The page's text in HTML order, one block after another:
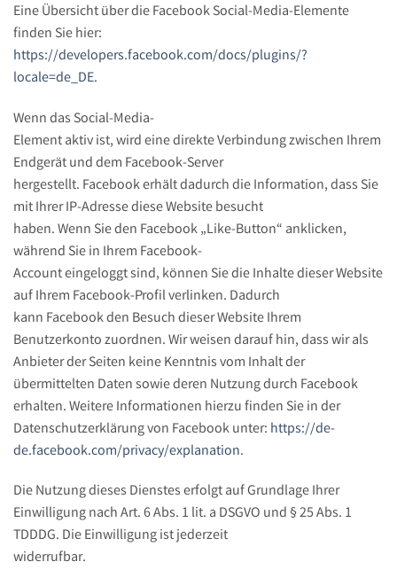
Eine Übersicht über die Facebook Social-Media-Elemente
finden Sie hier:
https://developers.facebook.com/docs/plugins/?
locale=de_DE.
Wenn das Social-Media-
Element aktiv ist, wird eine direkte Verbindung zwischen Ihrem
Endgerät und dem Facebook-Server
hergestellt. Facebook erhält dadurch die Information, dass Sie
mit Ihrer IP-Adresse diese Website besucht
haben. Wenn Sie den Facebook „Like-Button“ anklicken,
während Sie in Ihrem Facebook-
Account eingeloggt sind, können Sie die Inhalte dieser Website
auf Ihrem Facebook-Profil verlinken. Dadurch
kann Facebook den Besuch dieser Website Ihrem
Benutzerkonto zuordnen. Wir weisen darauf hin, dass wir als
Anbieter der Seiten keine Kenntnis vom Inhalt der
übermittelten Daten sowie deren Nutzung durch Facebook
erhalten. Weitere Informationen hierzu finden Sie in der
Datenschutzerklärung von Facebook unter: https://de-
de.facebook.com/privacy/explanation.
Die Nutzung dieses Dienstes erfolgt auf Grundlage Ihrer
Einwilligung nach Art. 6 Abs. 1 lit. a DSGVO und § 25 Abs. 1
TDDDG. Die Einwilligung ist jederzeit
widerrufbar.